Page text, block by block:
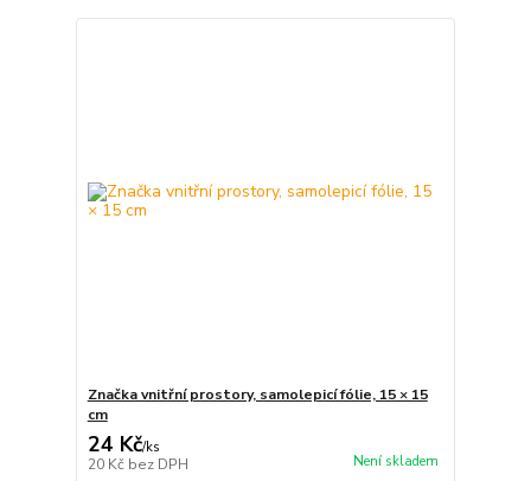
Značka vnitřní prostory, samolepicí fólie, 15 × 15
cm
24 Kč/ks
20 Kč bez DPH Není skladem